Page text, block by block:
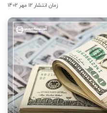
زمان انتشار 12 مهر 1402